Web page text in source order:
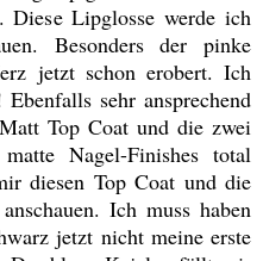
Diese Lipglosse werde ich
Besonders der pinke
jetzt schon erobert. Ich
sehr ansprechend
Top Coat und die zwei
Nagel-Finishes total
diesen Top Coat und die
Ich muss haben
jetzt nicht meine erste